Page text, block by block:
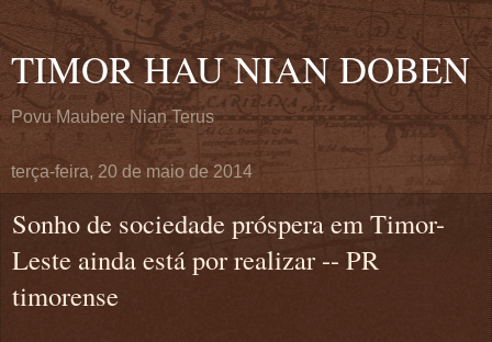
TIMOR HAU NIAN DOBEN
Povu Maubere Nian Terus
terça-feira, 20 de maio de 2014
Sonho de sociedade próspera em Timor-
Leste ainda está por realizar -- PR
timorense